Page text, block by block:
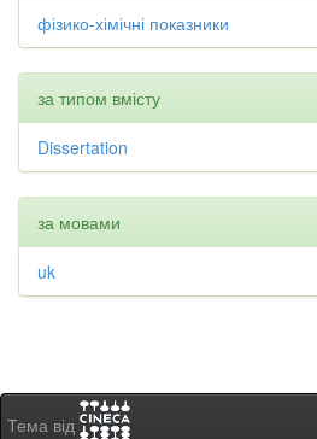
фізико-хімічні показники
за типом вмісту
Dissertation
за мовами
uk
Тема від